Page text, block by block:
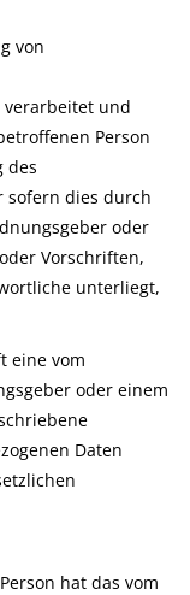
von
und
Person
des
sofern dies durch
oder
Vorschriften,
unterliegt,
eine vom
oder einem
Daten
hat das vom